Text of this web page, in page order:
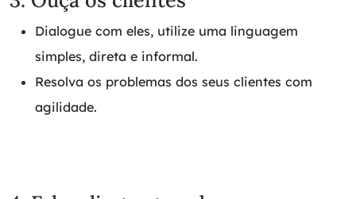
Dialogue com eles, utilize uma linguagem
simples, direta e informal.
Resolva os problemas dos seus clientes com
agilidade.